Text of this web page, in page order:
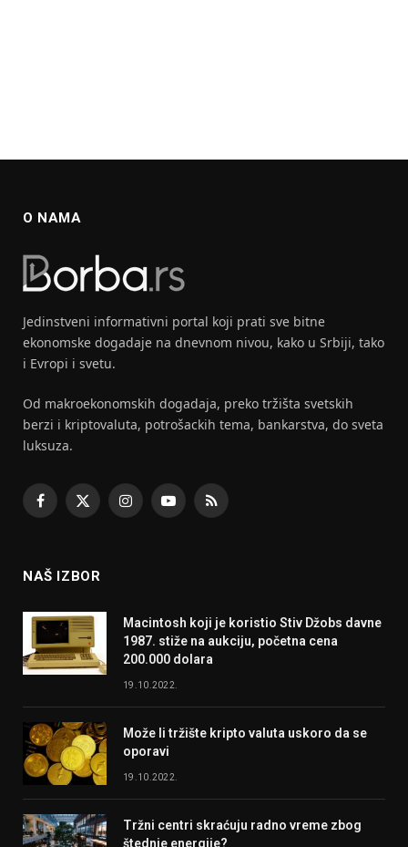
O NAMA
Jedinstveni informativni portal koji prati sve bitne
ekonomske dogadaje na dnevnom nivou, kako u Srbiji, tako
i Evropi i svetu.
Od makroekonomskih dogadaja, preko tržišta svetskih
berzi i kriptovaluta, potrošackih tema, bankarstva, do sveta
luksuza.
Facebook
X
InstagramYouTubeRSS
NAŠ IZBOR
Macintosh koji je koristio Stiv Džobs davne
1987. stiže na aukciju, početna cena
200.000 dolara
19.10.2022.
Može li tržište kripto valuta uskoro da se
oporavi
19.10.2022.
Tržni centri skraćuju radno vreme zbog
štednje energije?